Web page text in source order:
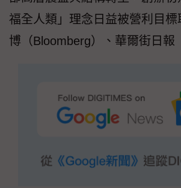
福全人類」理念日益被營利目標
博（Bloomberg）、華爾街日報